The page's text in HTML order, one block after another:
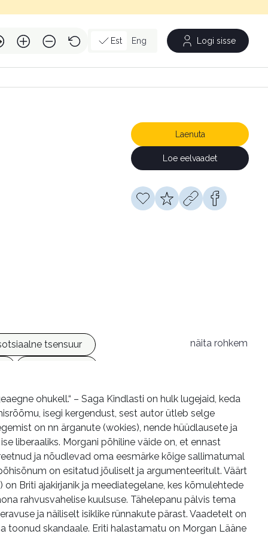
Est Eng Logi sisse
Laenuta
Loe eelvaadet
tsensuur
näita rohkem
ohukell.“ – Saga Kindlasti on hulk lugejaid, keda
isegi kergendust, sest autor ütleb selge
on nn ärganute (wokies), nende hüüdlausete ja
liberaaliks. Morgani põhiline väide on, et ennast
ja nõudlevad oma eesmärke kõige sallimatumal
on esitatud jõuliselt ja argumenteeritult. Väärt
Briti ajakirjanik ja meediategelane, kes kõmulehtede
rahvusvahelise kuulsuse. Tähelepanu pälvis tema
ja näiliselt isiklike rünnakute pärast. Vaadetelt on
toonud skandaale. Eriti halastamatu on Morgan Lääne